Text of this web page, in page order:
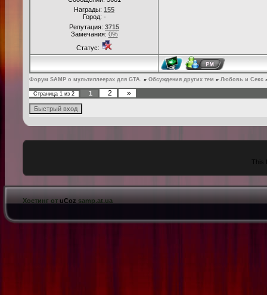
Награды: 155
Город: -
Репутация: 3715
Замечания: 0%
Статус:
Форум SAMP о мультиплеерах для GTA. » Обсуждения других тем » Любовь и Секс
Страница 1 из 2 1 2 »
This
Хостинг от uCoz samp.at.ua